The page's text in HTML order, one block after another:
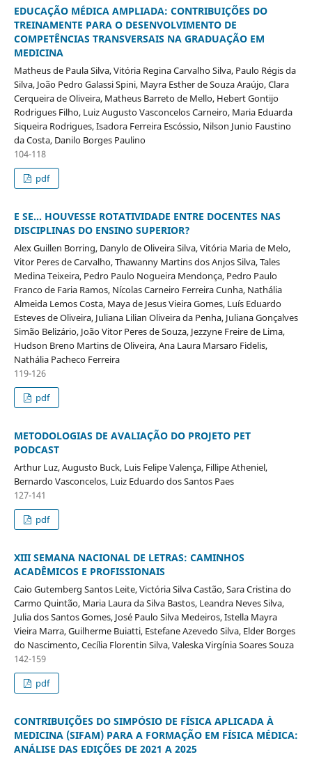
EDUCAÇÃO MÉDICA AMPLIADA: CONTRIBUIÇÕES DO
TREINAMENTE PARA O DESENVOLVIMENTO DE
COMPETÊNCIAS TRANSVERSAIS NA GRADUAÇÃO EM
MEDICINA
Matheus de Paula Silva, Vitória Regina Carvalho Silva, Paulo Régis da
Silva, João Pedro Galassi Spini, Mayra Esther de Souza Araújo, Clara
Cerqueira de Oliveira, Matheus Barreto de Mello, Hebert Gontijo
Rodrigues Filho, Luiz Augusto Vasconcelos Carneiro, Maria Eduarda
Siqueira Rodrigues, Isadora Ferreira Escóssio, Nilson Junio Faustino
da Costa, Danilo Borges Paulino
104-118
pdf
E SE... HOUVESSE ROTATIVIDADE ENTRE DOCENTES NAS
DISCIPLINAS DO ENSINO SUPERIOR?
Alex Guillen Borring, Danylo de Oliveira Silva, Vitória Maria de Melo,
Vitor Peres de Carvalho, Thawanny Martins dos Anjos Silva, Tales
Medina Teixeira, Pedro Paulo Nogueira Mendonça, Pedro Paulo
Franco de Faria Ramos, Nícolas Carneiro Ferreira Cunha, Nathália
Almeida Lemos Costa, Maya de Jesus Vieira Gomes, Luís Eduardo
Esteves de Oliveira, Juliana Lilian Oliveira da Penha, Juliana Gonçalves
Simão Belizário, João Vitor Peres de Souza, Jezzyne Freire de Lima,
Hudson Breno Martins de Oliveira, Ana Laura Marsaro Fidelis,
Nathália Pacheco Ferreira
119-126
pdf
METODOLOGIAS DE AVALIAÇÃO DO PROJETO PET
PODCAST
Arthur Luz, Augusto Buck, Luis Felipe Valença, Fillipe Atheniel,
Bernardo Vasconcelos, Luiz Eduardo dos Santos Paes
127-141
pdf
XIII SEMANA NACIONAL DE LETRAS: CAMINHOS
ACADÊMICOS E PROFISSIONAIS
Caio Gutemberg Santos Leite, Victória Silva Castão, Sara Cristina do
Carmo Quintão, Maria Laura da Silva Bastos, Leandra Neves Silva,
Julia dos Santos Gomes, José Paulo Silva Medeiros, Istella Mayra
Vieira Marra, Guilherme Buiatti, Estefane Azevedo Silva, Elder Borges
do Nascimento, Cecília Florentin Silva, Valeska Virgínia Soares Souza
142-159
pdf
CONTRIBUIÇÕES DO SIMPÓSIO DE FÍSICA APLICADA À
MEDICINA (SIFAM) PARA A FORMAÇÃO EM FÍSICA MÉDICA:
ANÁLISE DAS EDIÇÕES DE 2021 A 2025